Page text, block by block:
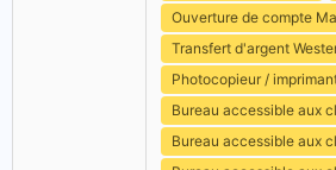
Ouverture de compte
Transfert d'argent
Photocopieur /
Bureau accessible aux
Bureau accessible aux